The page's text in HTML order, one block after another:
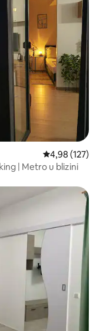
Prosječna
4,98 (127)
| Metro u blizini